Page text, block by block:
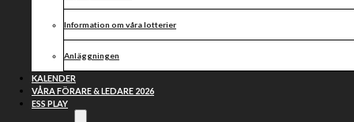
Information om våra lotterier
Anläggningen
KALENDER
VÅRA FÖRARE & LEDARE 2026
ESS PLAY
Lebedevs återvänder